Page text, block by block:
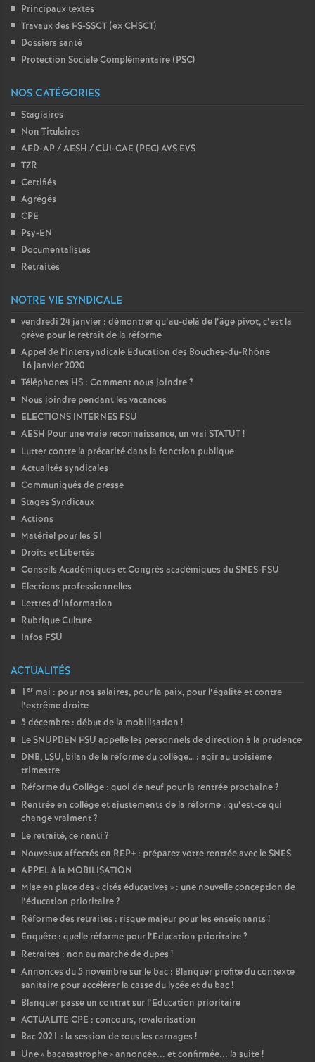
Principaux textes
Travaux des FS-SSCT (ex CHSCT)
Dossiers santé
Protection Sociale Complémentaire (PSC)
NOS CATÉGORIES
Stagiaires
Non Titulaires
AED-AP / AESH / CUI-CAE (PEC) AVS EVS
TZR
Certifiés
Agrégés
CPE
Psy-EN
Documentalistes
Retraités
NOTRE VIE SYNDICALE
vendredi 24 janvier : démontrer qu’au-delà de l’âge pivot, c’est la
grève pour le retrait de la réforme
Appel de l’intersyndicale Education des Bouches-du-Rhône
16 janvier 2020
Téléphones HS : Comment nous joindre?
Nous joindre pendant les vacances
ELECTIONS INTERNES FSU
AESH Pour une vraie reconnaissance, un vrai STATUT!
Lutter contre la précarité dans la fonction publique
Actualités syndicales
Communiqués de presse
Stages Syndicaux
Actions
Matériel pour les S1
Droits et Libertés
Conseils Académiques et Congrés académiques du SNES-FSU
Elections professionnelles
Lettres d’information
Rubrique Culture
Infos FSU
ACTUALITÉS
1 er mai : pour nos salaires, pour la paix, pour l’égalité et contre
l’extrême droite
5 décembre : début de la mobilisation !
Le SNUPDEN FSU appelle les personnels de direction à la prudence
DNB, LSU, bilan de la réforme du collège… : agir au troisième
trimestre
Réforme du Collège : quoi de neuf pour la rentrée prochaine?
Rentrée en collège et ajustements de la réforme : qu’est-ce qui
change vraiment?
Le retraité, ce nanti ?
Nouveaux affectés en REP+ : préparez votre rentrée avec le SNES
APPEL à la MOBILISATION
Mise en place des «cités éducatives » : une nouvelle conception de
l’éducation prioritaire?
Réforme des retraites : risque majeur pour les enseignants !
Enquête : quelle réforme pour l’Education prioritaire?
Retraites : non au marché de dupes !
Annonces du 5 novembre sur le bac : Blanquer profite du contexte
sanitaire pour accélérer la casse du lycée et du bac!
Blanquer passe un contrat sur l’Education prioritaire
ACTUALITE CPE : concours, revalorisation
Bac 2021 : la session de tous les carnages !
Une « bacatastrophe» annoncée... et confirmée... la suite!